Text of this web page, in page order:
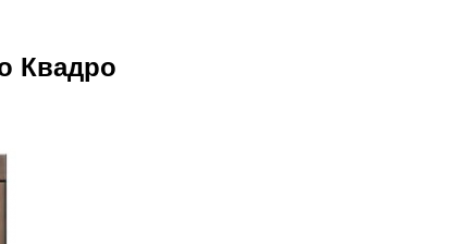
Квадро